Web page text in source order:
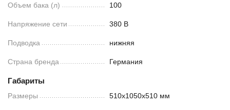
Объем бака (л) 100
Напряжение сети 380 В
Подводка нижняя
Страна бренда Германия
Габариты
Размеры 510х1050х510 мм